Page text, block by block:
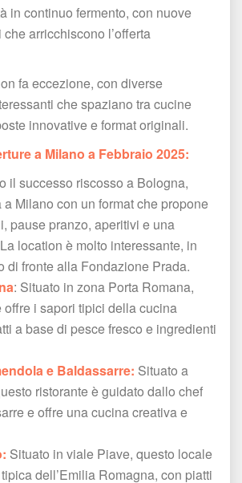
in continuo fermento, con nuove
arricchiscono l’offerta
fa eccezione, con diverse
che spaziano tra cucine
innovative e format originali.
a Milano a Febbraio 2025:
il successo riscosso a Bologna,
Milano con un format che propone
pause pranzo, aperitivi e una
location è molto interessante, in
di fronte alla Fondazione Prada.
: Situato in zona Porta Romana,
offre i sapori tipici della cucina
a base di pesce fresco e ingredienti
e Baldassarre: Situato a
ristorante è guidato dallo chef
e offre una cucina creativa e
Situato in viale Piave, questo locale
dell’Emilia Romagna, con piatti